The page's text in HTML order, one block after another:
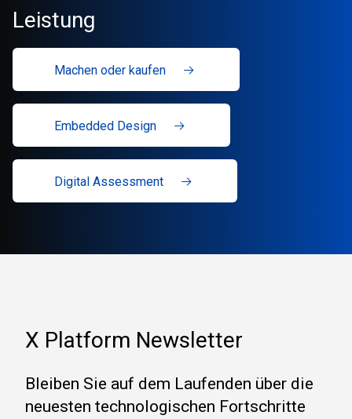
Leistung
Machen oder kaufen
Embedded Design
Digital Assessment
X Platform Newsletter
Bleiben Sie auf dem Laufenden über die
neuesten technologischen Fortschritte